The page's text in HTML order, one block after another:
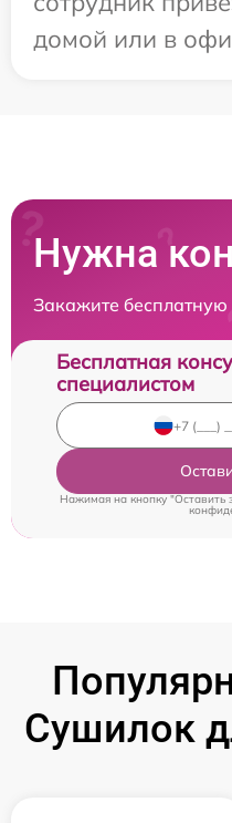
домой или в
Нужна
Закажите
Бесплатная
специалистом
Нажимая на кнопку "Оставить
Сушилок